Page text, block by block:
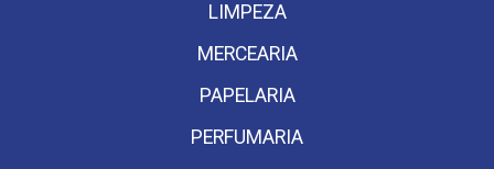
LIMPEZA
MERCEARIA
PAPELARIA
PERFUMARIA